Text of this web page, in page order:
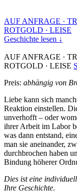
AUF ANFRAGE ·
ROTGOLD · LEISE
Geschichte lesen ↓
AUF ANFRAGE ·
ROTGOLD · LEISE
Preis: abhängig von
Liebe kann sich
Reaktion einstellen.
unverhofft – oder
ihrer Arbeit im Labor
was dann entstand,
man sie aneinander,
durchbrochen haben
Bindung höherer
Dies ist eine
Ihre Geschichte.